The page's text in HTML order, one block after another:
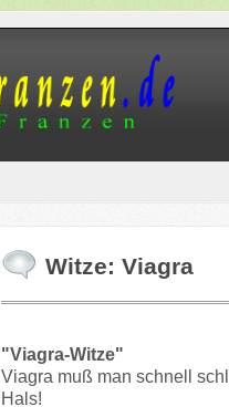
Witze: Viagra
"Viagra-Witze"
Viagra muß man schnell
Hals!